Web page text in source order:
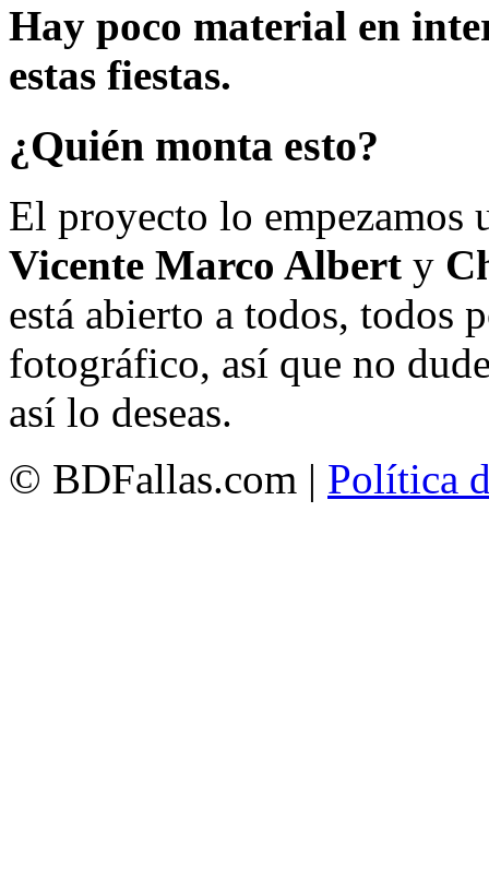
Hay poco material en
estas fiestas.
¿Quién monta esto?
El proyecto lo empezamos
Vicente Marco Albert y
está abierto a todos, todos
fotográfico, así que no
así lo deseas.
© BDFallas.com | Política